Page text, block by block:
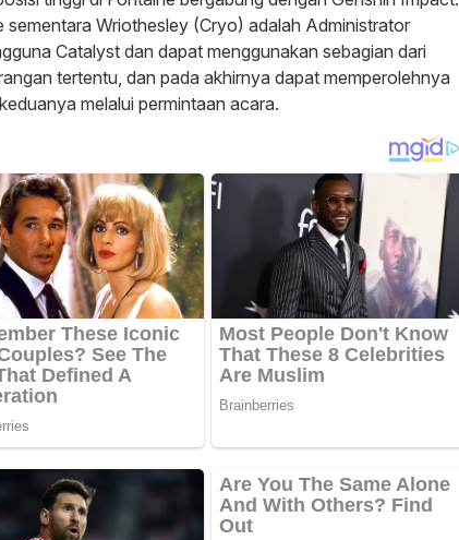
Wriothesley (Cryo) adalah Administrator
Catalyst dan dapat menggunakan sebagian dari
tertentu, dan pada akhirnya dapat memperolehnya
melalui permintaan acara.